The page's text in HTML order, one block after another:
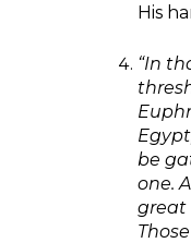
His
“In
be
one.
great